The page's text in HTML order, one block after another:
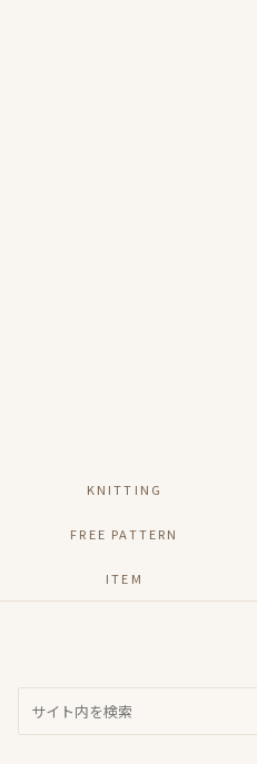
KNITTING
FREE PATTERN
ITEM